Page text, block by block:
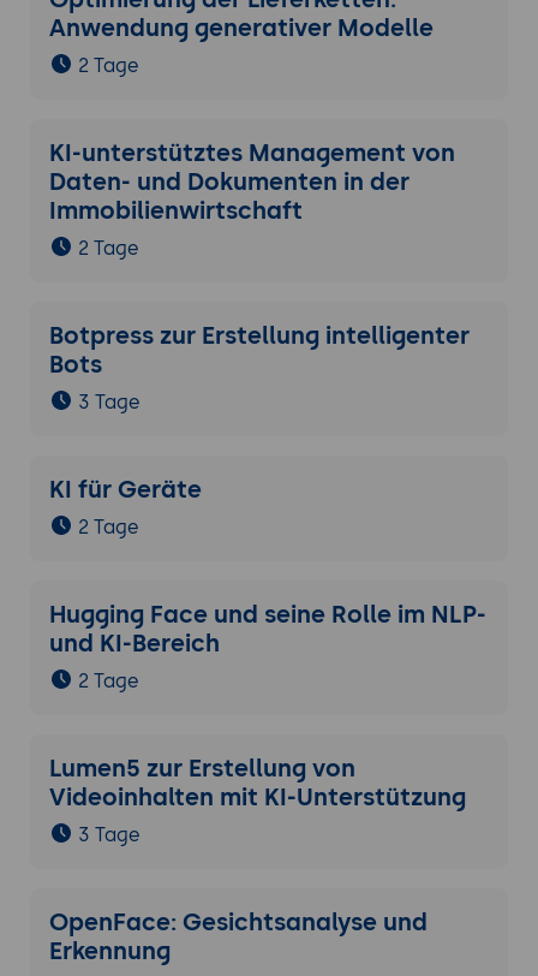
Anwendung generativer Modelle
2 Tage
KI-unterstütztes Management von
Daten- und Dokumenten in der
Immobilienwirtschaft
2 Tage
Botpress zur Erstellung intelligenter
Bots
3 Tage
KI für Geräte
2 Tage
Hugging Face und seine Rolle im NLP-
und KI-Bereich
2 Tage
Lumen5 zur Erstellung von
Videoinhalten mit KI-Unterstützung
3 Tage
OpenFace: Gesichtsanalyse und
Erkennung